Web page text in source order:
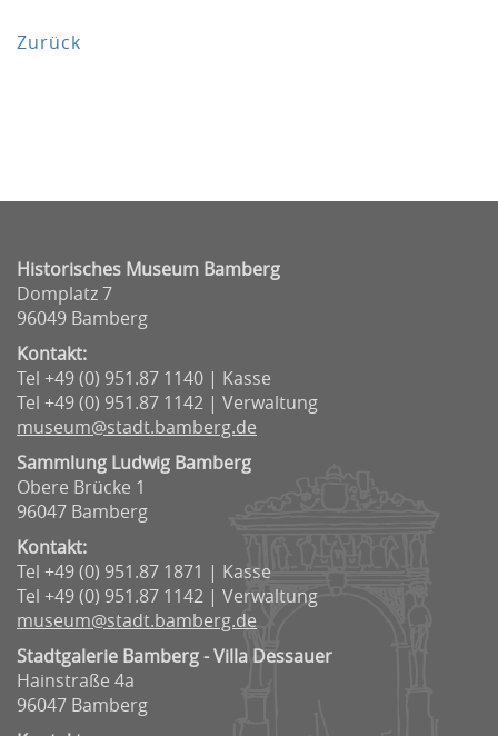
Zurück
Historisches Museum Bamberg
Domplatz 7
96049 Bamberg
Kontakt:
Tel +49 (0) 951.87 1140 | Kasse
Tel +49 (0) 951.87 1142 | Verwaltung
museum@stadt.bamberg.de
Sammlung Ludwig Bamberg
Obere Brücke 1
96047 Bamberg
Kontakt:
Tel +49 (0) 951.87 1871 | Kasse
Tel +49 (0) 951.87 1142 | Verwaltung
museum@stadt.bamberg.de
Stadtgalerie Bamberg - Villa Dessauer
Hainstraße 4a
96047 Bamberg